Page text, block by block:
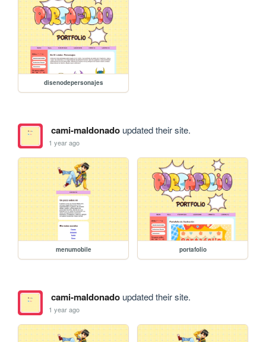
disenodepersonajes
cami-maldonadoupdated their site.
1 year ago
menumobile portafolio
cami-maldonadoupdated their site.
1 year ago